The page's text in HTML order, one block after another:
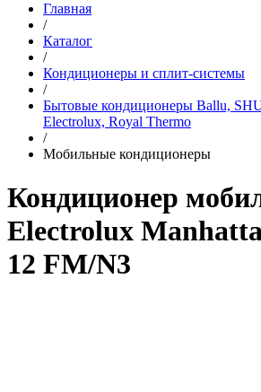
Главная
/
Каталог
/
Кондиционеры и сплит-системы
/
Бытовые кондиционеры Ballu,
Electrolux, Royal Thermo
/
Мобильные кондиционеры
Кондиционер
Electrolux
12 FM/N3